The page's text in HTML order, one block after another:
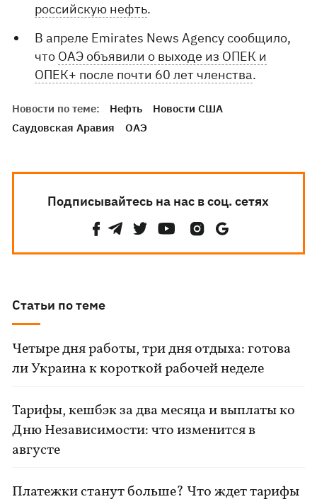
российскую нефть.
В апреле Emirates News Agency сообщило,
что ОАЭ объявили о выходе из ОПЕК и
ОПЕК+ после почти 60 лет членства.
Новости по теме: Нефть
Новости США
Саудовская Аравия
ОАЭ
Подписывайтесь на нас в соц. сетях
Статьи по теме
Четыре дня работы, три дня отдыха: готова
ли Украина к короткой рабочей неделе
Тарифы, кешбэк за два месяца и выплаты ко
Дню Независимости: что изменится в
августе
Платежки станут больше? Что ждет тарифы